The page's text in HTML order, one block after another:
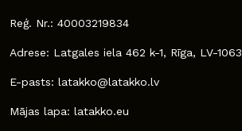
Reģ. Nr.: 40003219834
Adrese: Latgales iela 462 k-1, Rīga, LV-1063
E-pasts: latakko@latakko.lv
Mājas lapa: latakko.eu